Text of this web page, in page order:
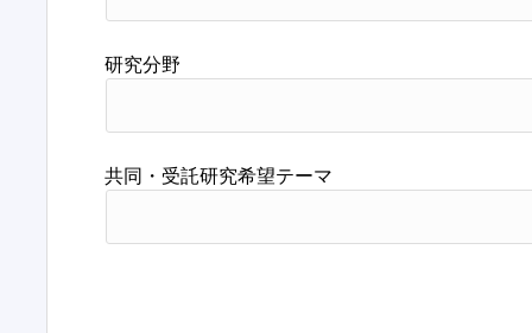
研究分野
共同・受託研究希望テーマ